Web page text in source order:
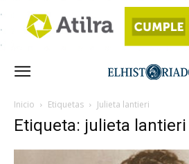
Inicio Etiquetas Julieta lantieri
Etiqueta: julieta lantieri